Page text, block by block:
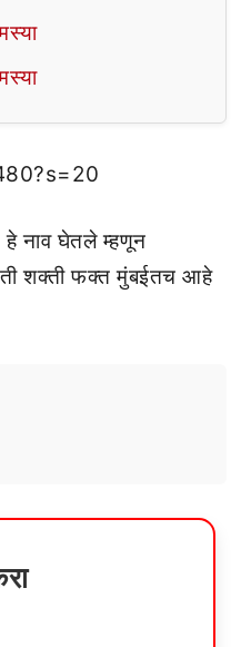
हे नाव घेतले म्हणून
ती शक्ती फक्त मुंबईतच आहे